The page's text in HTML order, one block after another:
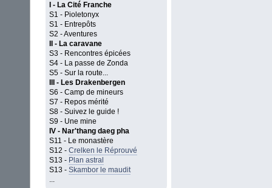
I - La Cité Franche
S1 - Pioletonyx
S1 - Entrepôts
S2 - Aventures
II - La caravane
S3 - Rencontres épicées
S4 - La passe de Zonda
S5 - Sur la route...
III - Les Drakenbergen
S6 - Camp de mineurs
S7 - Repos mérité
S8 - Suivez le guide !
S9 - Une mine
IV - Nar'thang daeg pha
S11 - Le monastère
S12 -Crelken le Réprouvé
S13 - Plan astral
S13 -Skambor le maudit
...